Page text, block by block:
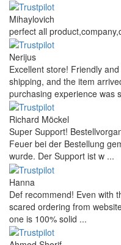
Mihaylovich
perfect all
Nerijus
Excellent store! Friendly
shipping, and the item
purchasing experience was
Richard Möckel
Super Support!
Feuer bei der Bestellung
wurde. Der Support ist w ...
Hanna
Def recommend! Even with
scared ordering from
one is 100% solid ...